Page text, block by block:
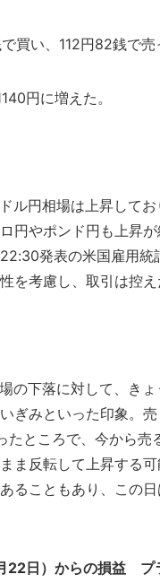
買い、112円82銭で売
円に増えた。
ル円相場は上昇して
円やポンド円も上昇
発表の米国雇用統
を考慮し、取引は控え
の下落に対して、きょ
ぎみといった印象。
たところで、今から売
ま反転して上昇する可
ることもあり、この
22日）からの損益 プ